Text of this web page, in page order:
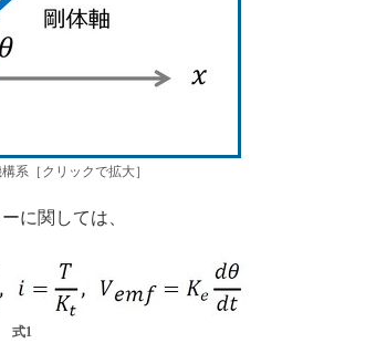
［クリックで拡大］
に関しては、
式1